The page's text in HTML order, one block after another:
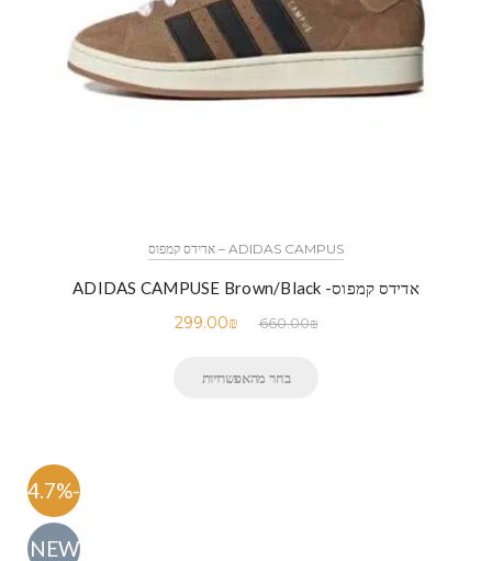
ADIDAS CAMPUS – אדידס קמפוס
אדידס קמפוס- ADIDAS CAMPUSE Brown/Black
660.00₪
299.00₪
בחר מהאפשרויות
-54.7%
NEW